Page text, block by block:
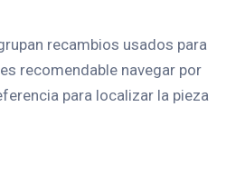
recambios usados para
recomendable navegar por
para localizar la pieza